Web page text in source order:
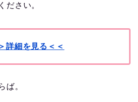
ださい。
詳細を見る＜＜
ば。